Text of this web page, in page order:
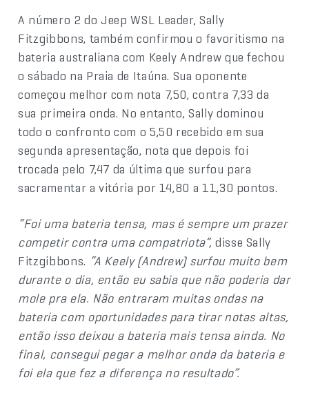
A número 2 do Jeep WSL Leader, Sally
Fitzgibbons, também confirmou o favoritismo na
bateria australiana com Keely Andrew que fechou
o sábado na Praia de Itaúna. Sua oponente
começou melhor com nota 7,50, contra 7,33 da
sua primeira onda. No entanto, Sally dominou
todo o confronto com o 5,50 recebido em sua
segunda apresentação, nota que depois foi
trocada pelo 7,47 da última que surfou para
sacramentar a vitória por 14,80 a 11,30 pontos.
“Foi uma bateria tensa, mas é sempre um prazer
competir contra uma compatriota”, disse Sally
Fitzgibbons. “A Keely (Andrew) surfou muito bem
durante o dia, então eu sabia que não poderia dar
mole pra ela. Não entraram muitas ondas na
bateria com oportunidades para tirar notas altas,
então isso deixou a bateria mais tensa ainda. No
final, consegui pegar a melhor onda da bateria e
foi ela que fez a diferença no resultado”.